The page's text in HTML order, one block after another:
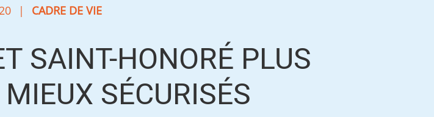
| CADRE DE VIE
SAINT-HONORÉ PLUS
SÉCURISÉS